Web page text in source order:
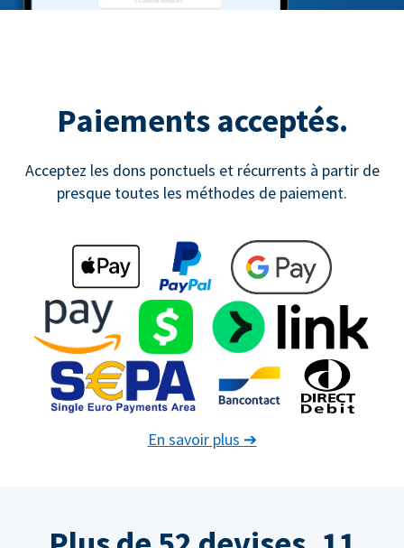
Paiements acceptés.
Acceptez les dons ponctuels et récurrents à partir de
presque toutes les méthodes de paiement.
En savoir plus ➔